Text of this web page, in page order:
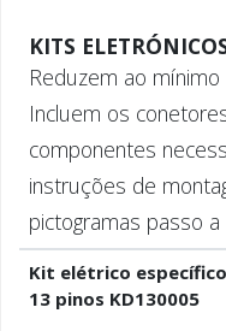
KITS
Reduzem ao
Incluem os
componentes
instruções de
pictogramas passo a
Kit elétrico específico
13 pinos KD130005